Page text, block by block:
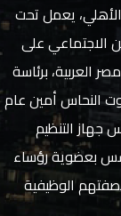
يعمل تحت
الاجتماعي على
العربية، برئاسة
النحاس أمين عام
جهاز التنظيم
بعضوية رؤساء
الوظيفية